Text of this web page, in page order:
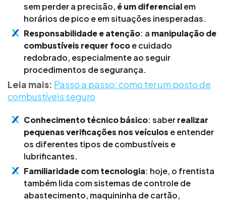
sem perder a precisão, é um diferencialem
horários de pico e em situações inesperadas.
Responsabilidade e atenção: a manipulação de
combustíveis requer focoe cuidado
redobrado, especialmente ao seguir
procedimentos de segurança.
Leia mais: Passo a passo: como ter um posto de
combustíveis seguro
Conhecimento técnico básico: saberrealizar
pequenas verificações nos veículos e entender
os diferentes tipos de combustíveis e
lubrificantes.
Familiaridade com tecnologia: hoje, o frentista
também lida com sistemas de controle de
abastecimento, maquininha de cartão,